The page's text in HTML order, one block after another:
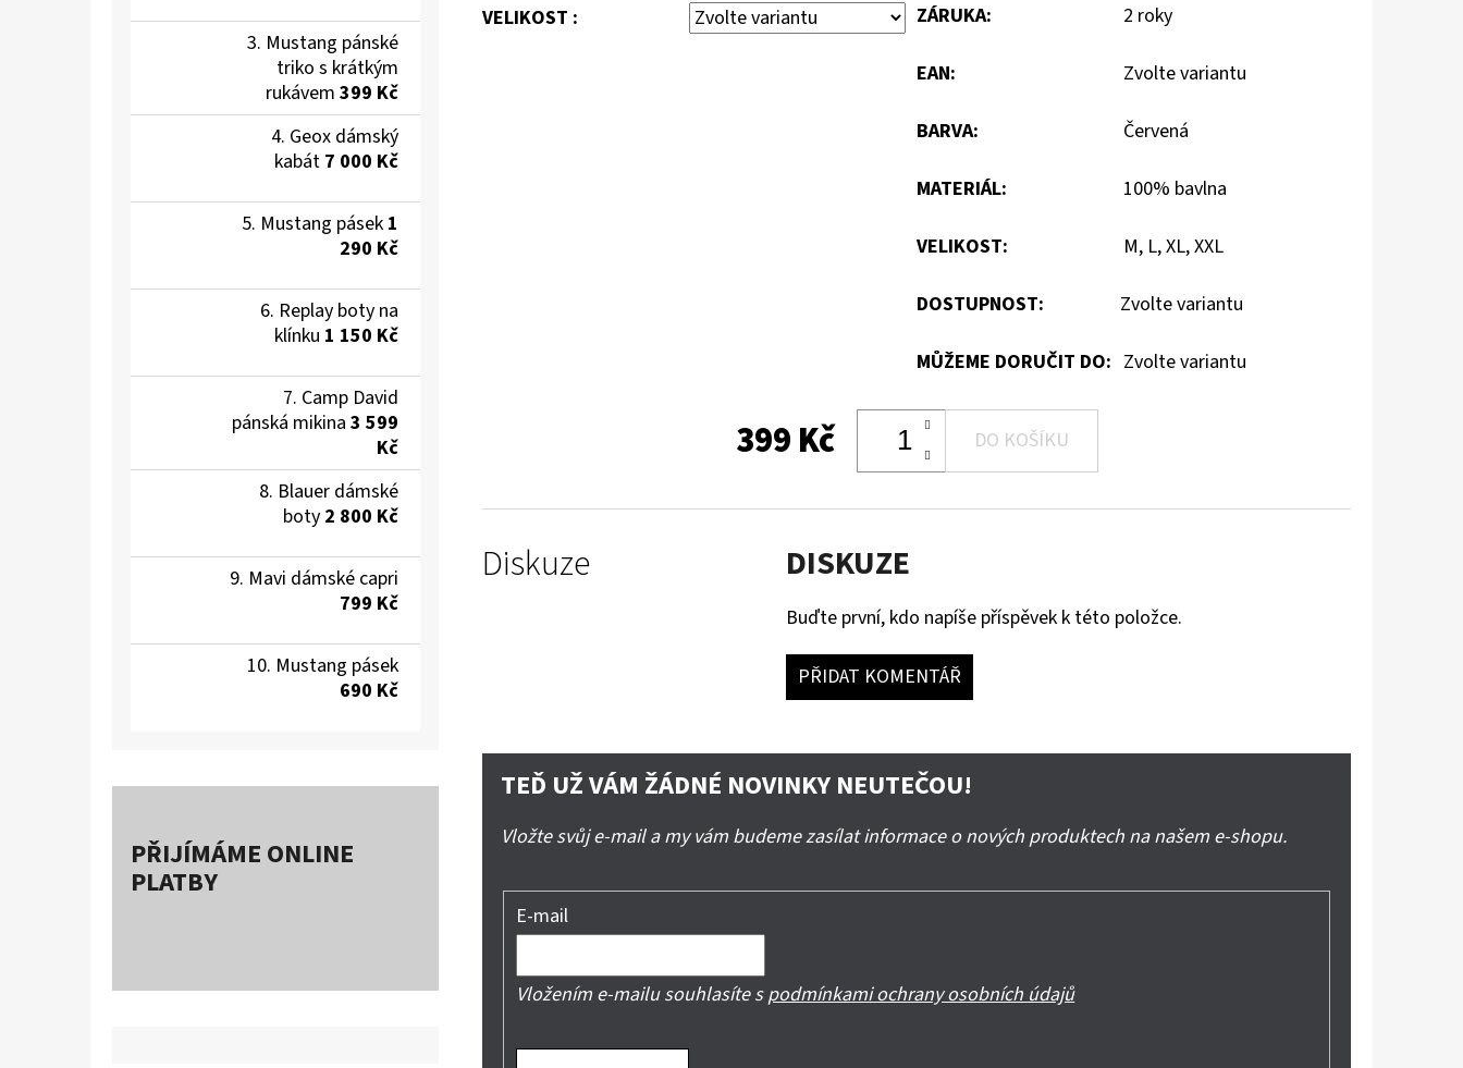
Mustang pánské
triko s krátkým
rukávem 399 Kč
Geox dámský
kabát 7 000 Kč
Mustang pásek 1
290 Kč
Replay boty na
klínku 1 150 Kč
Camp David
pánská mikina 3 599
Kč
Blauer dámské
boty 2 800 Kč
Mavi dámské capri
799 Kč
Mustang pásek
690 Kč
PŘIJÍMÁME ONLINE
PLATBY
VELIKOST : ZÁRUKA: 2 roky
EAN: Zvolte variantu
BARVA: Červená
MATERIÁL: 100% bavlna
VELIKOST: M, L, XL, XXL
DOSTUPNOST: Zvolte variantu
MŮŽEME DORUČIT DO: Zvolte variantu
399 Kč DO KOŠÍKU
Diskuze DISKUZE
Buďte první, kdo napíše příspěvek k této položce.
PŘIDAT KOMENTÁŘ
TEĎ UŽ VÁM ŽÁDNÉ NOVINKY NEUTEČOU!
Vložte svůj e-mail a my vám budeme zasílat informace o nových produktech na našem e-shopu.
E-mail
Vložením e-mailu souhlasíte spodmínkami ochrany osobních údajů